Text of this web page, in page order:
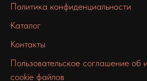
Политика конфиденциальности
Каталог
Контакты
Пользовательское соглашение об
cookie файлов